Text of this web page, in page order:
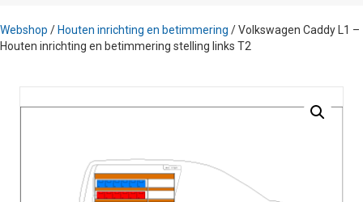
Webshop / Houten inrichting en betimmering / Volkswagen Caddy L1 –
Houten inrichting en betimmering stelling links T2